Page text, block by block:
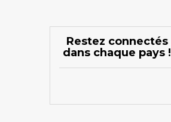
Restez connectés
dans chaque pays !